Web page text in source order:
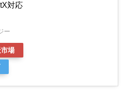
対応
ー
場